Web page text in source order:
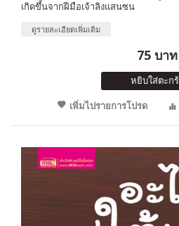
เกิดขึ้นจากฝีมือเจ้าลิงแสนซน
ดูรายละเอียดเพิ่มเติม
75 บาท
หยิบใส่ตะก
เพิ่มไปรายการโปรด